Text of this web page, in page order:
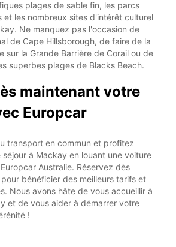
plages de sable fin, les parcs
et les nombreux sites d'intérêt culturel
Ne manquez pas l'occasion de
de Cape Hillsborough, de faire de la
sur la Grande Barrière de Corail ou de
superbes plages de Blacks Beach.
maintenant votre
Europcar
transport en commun et profitez
à Mackay en louant une voiture
Australie. Réservez dès
bénéficier des meilleurs tarifs et
Nous avons hâte de vous accueillir à
et de vous aider à démarrer votre
!